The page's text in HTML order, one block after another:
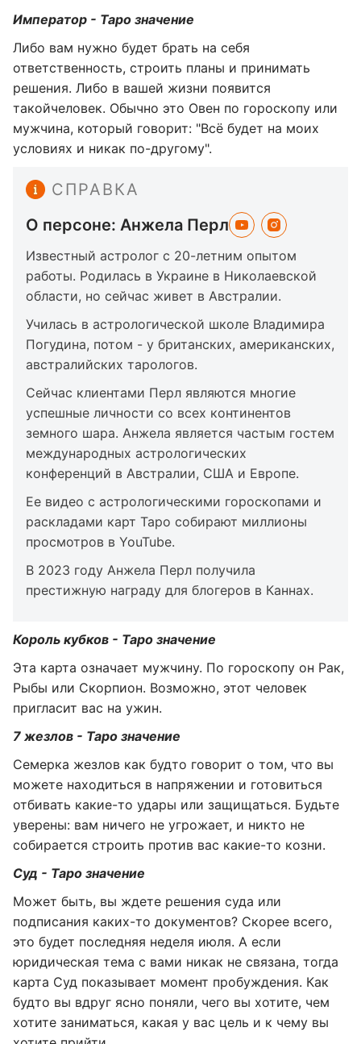
Император - Таро значение
Либо вам нужно будет брать на себя
ответственность, строить планы и принимать
решения. Либо в вашей жизни появится
такойчеловек. Обычно это Овен по гороскопу или
мужчина, который говорит: "Всё будет на моих
условиях и никак по-другому".
СПРАВКА
О персоне: Анжела Перл
Известный астролог с 20-летним опытом
работы. Родилась в Украине в Николаевской
области, но сейчас живет в Австралии.
Училась в астрологической школе Владимира
Погудина, потом - у британских, американских,
австралийских тарологов.
Сейчас клиентами Перл являются многие
успешные личности со всех континентов
земного шара. Анжела является частым гостем
международных астрологических
конференций в Австралии, США и Европе.
Ее видео с астрологическими гороскопами и
раскладами карт Таро собирают миллионы
просмотров в YouTube.
В 2023 году Анжела Перл получила
престижную награду для блогеров в Каннах.
Король кубков - Таро значение
Эта карта означает мужчину. По гороскопу он Рак,
Рыбы или Скорпион. Возможно, этот человек
пригласит вас на ужин.
7 жезлов - Таро значение
Семерка жезлов как будто говорит о том, что вы
можете находиться в напряжении и готовиться
отбивать какие-то удары или защищаться. Будьте
уверены: вам ничего не угрожает, и никто не
собирается строить против вас какие-то козни.
Суд - Таро значение
Может быть, вы ждете решения суда или
подписания каких-то документов? Скорее всего,
это будет последняя неделя июля. А если
юридическая тема с вами никак не связана, тогда
карта Суд показывает момент пробуждения. Как
будто вы вдруг ясно поняли, чего вы хотите, чем
хотите заниматься, какая у вас цель и к чему вы